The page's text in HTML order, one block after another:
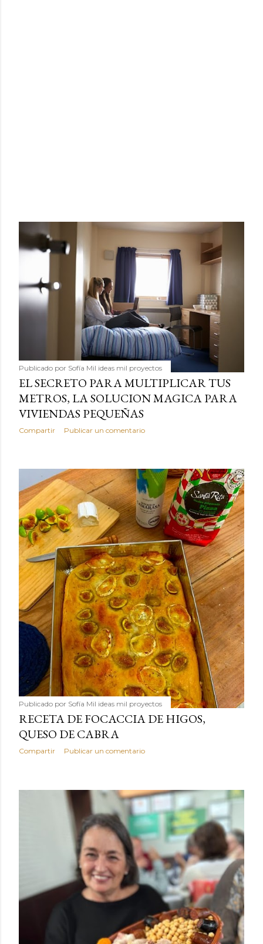
Publicado por Sofía Mil ideas mil proyectos
EL SECRETO PARA MULTIPLICAR TUS
METROS, LA SOLUCION MAGICA PARA
VIVIENDAS PEQUEÑAS
Compartir Publicar un comentario
Publicado por Sofía Mil ideas mil proyectos
RECETA DE FOCACCIA DE HIGOS,
QUESO DE CABRA
Compartir Publicar un comentario